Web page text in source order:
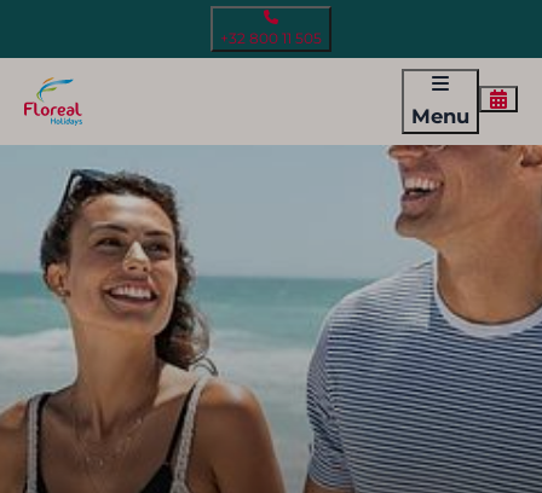
+32 800 11 505
Menu